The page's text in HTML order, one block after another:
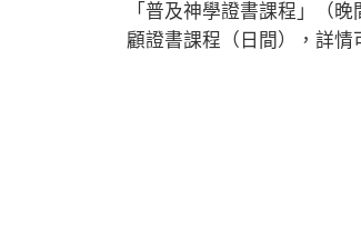
「普及神學證書課程」（
顧證書課程（日間），詳情